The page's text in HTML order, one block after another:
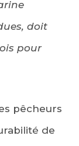
doit
pour
pêcheurs
de